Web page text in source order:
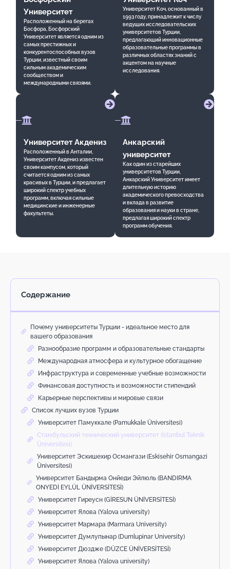
Университет
Расположенный на берегах
Босфора, Босфорский
Университет является одним из
самых престижных и
конкурентоспособных вузов
Турции, известный своим
сильным академическим
сообществом и
международными связями.
Университет Коч, основанный в
1993 году, принадлежит к числу
ведущих исследовательских
университетов Турции,
предлагающий инновационные
образовательные программы в
различных областях знаний с
акцентом на научные
исследования.
Университет Акдениз
Расположенный в Анталии,
Университет Акдениз известен
своим кампусом, который
считается одним из самых
красивых в Турции, и предлагает
широкий спектр учебных
программ, включая сильные
медицинские и инженерные
факультеты.
Анкарский
университет
Как один из старейших
университетов Турции,
Анкарский Университет имеет
длительную историю
академического превосходства
и вклада в развитие
образования и науки в стране,
предлагая широкий спектр
программ обучения.
Содержание
Почему университеты Турции - идеальное место для
вашего образования
Разнообразие программ и образовательные стандарты
Международная атмосфера и культурное обогащение
Инфраструктура и современные учебные возможности
Финансовая доступность и возможности стипендий
Карьерные перспективы и мировые связи
Список лучших вузов Турции
Университет Памуккале (Pamukkale Üniversitesi)
Стамбульский технический университет (İstanbul Teknik
Üniversitesi)
Университет Эскишехир Османгази (Eskisehir Osmangazi
Üniversitesi)
Университет Бандырма Онйеди Эйлюль (BANDIRMA
ONYEDİ EYLÜL ÜNİVERSİTESİ)
Университет Гиреусн (GİRESUN ÜNİVERSİTESİ)
Университет Ялова (Yalova university)
Университет Мармара (Marmara University)
Университет Думлупынар (Dumlupinar University)
Университет Дюздже (DÜZCE ÜNİVERSİTESİ)
Университет Ялова (Yalova university)